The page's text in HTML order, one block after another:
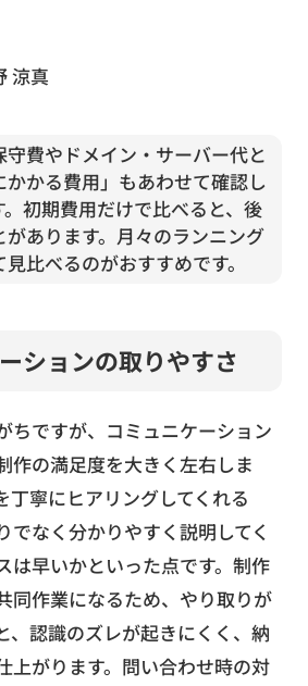
涼真
費やドメイン・サーバー代と
かかる費用」もあわせて確認し
初期費用だけで比べると、後
あります。月々のランニング
比べるのがおすすめです。
ションの取りやすさ
ちですが、コミュニケーション
作の満足度を大きく左右しま
丁寧にヒアリングしてくれる
でなく分かりやすく説明してく
は早いかといった点です。制作
同作業になるため、やり取りが
、認識のズレが起きにくく、納
上がります。問い合わせ時の対